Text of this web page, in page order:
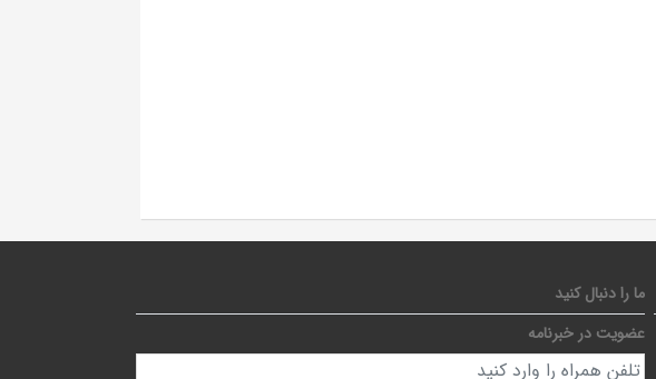
ما را دنبال کنید
عضویت در خبرنامه